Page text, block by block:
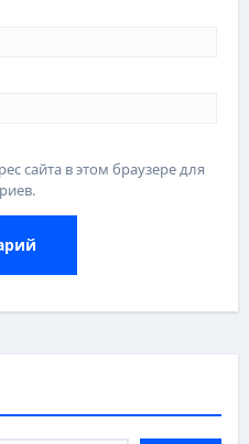
сайта в этом браузере для